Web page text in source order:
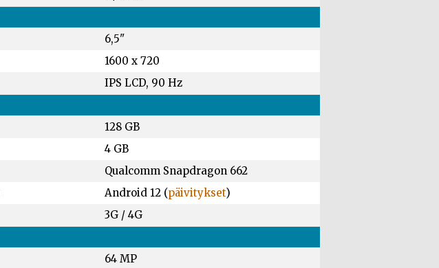
6,5"
1600 x 720
IPS LCD, 90 Hz
128 GB
4 GB
Qualcomm Snapdragon 662
Android 12 (päivitykset)
3G / 4G
64 MP